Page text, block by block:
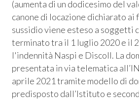
(aumenta di un dodicesimo del
canone di locazione dichiarato ai
sussidio viene esteso a soggetti
terminato tra il 1 luglio 2020 e il
l'indennità Naspi e Discoll. La
presentata in via telematica
aprile 2021 tramite modello di
predisposto dall’Istituto e